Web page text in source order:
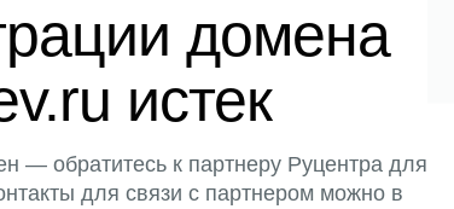
домена
истек
— обратитесь к партнеру Руцентра для
для связи с партнером можно в